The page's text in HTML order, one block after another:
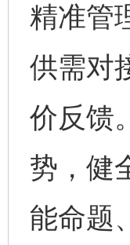
精准管
供需对
价反馈
势，健
能命题